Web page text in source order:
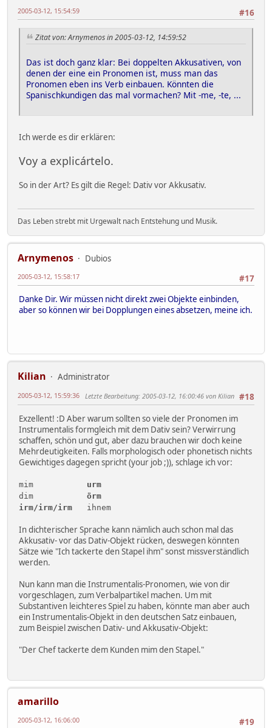
#16
2005-03-12, 15:54:59
Zitat von: Arnymenos in 2005-03-12, 14:59:52
Das ist doch ganz klar: Bei doppelten Akkusativen, von
denen der eine ein Pronomen ist, muss man das
Pronomen eben ins Verb einbauen. Könnten die
Spanischkundigen das mal vormachen? Mit -me, -te, ...
Ich werde es dir erklären:
Voy a explicártelo.
So in der Art? Es gilt die Regel: Dativ vor Akkusativ.
Das Leben strebt mit Urgewalt nach Entstehung und Musik.
Arnymenos
Dubios
#17
2005-03-12, 15:58:17
Danke Dir. Wir müssen nicht direkt zwei Objekte einbinden,
aber so können wir bei Dopplungen eines absetzen, meine ich.
Kilian
Administrator
#18
2005-03-12, 15:59:36 Letzte Bearbeitung: 2005-03-12, 16:00:46 von Kilian
Exzellent! :D Aber warum sollten so viele der Pronomen im
Instrumentalis formgleich mit dem Dativ sein? Verwirrung
schaffen, schön und gut, aber dazu brauchen wir doch keine
Mehrdeutigkeiten. Falls morphologisch oder phonetisch nichts
Gewichtiges dagegen spricht (your job ;)), schlage ich vor:
mim urm
dim örm
irm/irm/irm ihnem
In dichterischer Sprache kann nämlich auch schon mal das
Akkusativ- vor das Dativ-Objekt rücken, deswegen könnten
Sätze wie "Ich tackerte den Stapel ihm" sonst missverständlich
werden.
Nun kann man die Instrumentalis-Pronomen, wie von dir
vorgeschlagen, zum Verbalpartikel machen. Um mit
Substantiven leichteres Spiel zu haben, könnte man aber auch
ein Instrumentalis-Objekt in den deutschen Satz einbauen,
zum Beispiel zwischen Dativ- und Akkusativ-Objekt:
"Der Chef tackerte dem Kunden mim den Stapel."
amarillo
#19
2005-03-12, 16:06:00